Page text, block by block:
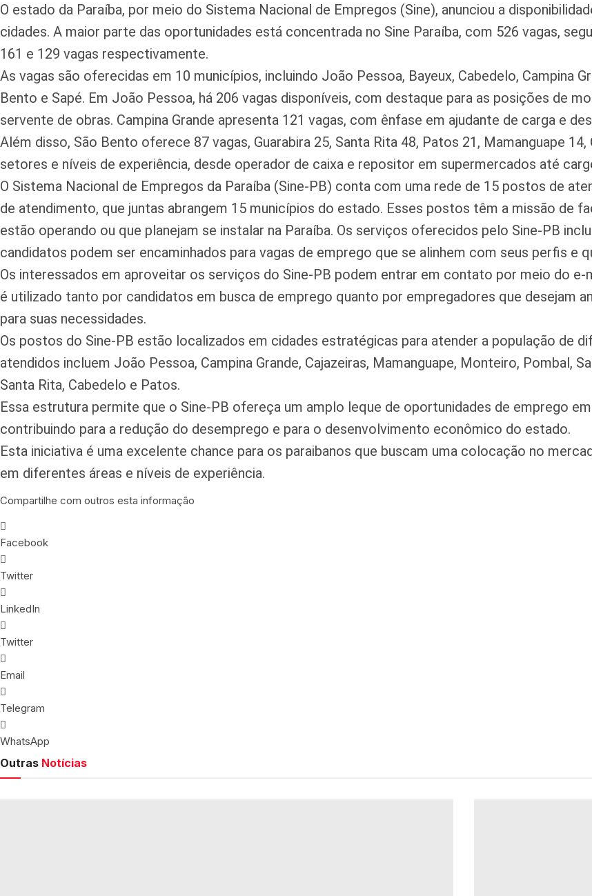
O estado da Paraíba, por meio do Sistema Nacional de Empregos (Sine), anunciou a
cidades. A maior parte das oportunidades está concentrada no Sine Paraíba, com 526 vagas,
161 e 129 vagas respectivamente.
As vagas são oferecidas em 10 municípios, incluindo João Pessoa, Bayeux, Cabedelo, Campina
Bento e Sapé. Em João Pessoa, há 206 vagas disponíveis, com destaque para as posições de
servente de obras. Campina Grande apresenta 121 vagas, com ênfase em ajudante de carga e
Além disso, São Bento oferece 87 vagas, Guarabira 25, Santa Rita 48, Patos 21, Mamanguape
setores e níveis de experiência, desde operador de caixa e repositor em supermercados até
O Sistema Nacional de Empregos da Paraíba (Sine-PB) conta com uma rede de 15 postos de
de atendimento, que juntas abrangem 15 municípios do estado. Esses postos têm a missão de
estão operando ou que planejam se instalar na Paraíba. Os serviços oferecidos pelo Sine-PB
candidatos podem ser encaminhados para vagas de emprego que se alinhem com seus perfis e
Os interessados em aproveitar os serviços do Sine-PB podem entrar em contato por meio do
é utilizado tanto por candidatos em busca de emprego quanto por empregadores que desejam
para suas necessidades.
Os postos do Sine-PB estão localizados em cidades estratégicas para atender a população de
atendidos incluem João Pessoa, Campina Grande, Cajazeiras, Mamanguape, Monteiro, Pombal,
Santa Rita, Cabedelo e Patos.
Essa estrutura permite que o Sine-PB ofereça um amplo leque de oportunidades de emprego
contribuindo para a redução do desemprego e para o desenvolvimento econômico do estado.
Esta iniciativa é uma excelente chance para os paraibanos que buscam uma colocação no
em diferentes áreas e níveis de experiência.
Compartilhe com outros esta informação
Facebook
Twitter
LinkedIn
Twitter
Email
Telegram
WhatsApp
Outras Notícias